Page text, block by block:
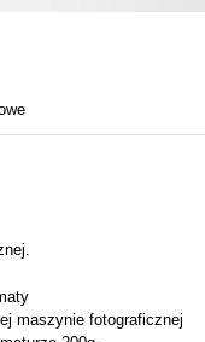
maszynie fotograficznej